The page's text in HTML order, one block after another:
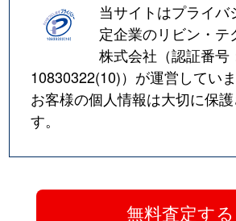
当サイトはプライバ
定企業のリビン・テ
株式会社（認証番号
10830322(10)）が運営していま
お客様の個人情報は大切に保
す。